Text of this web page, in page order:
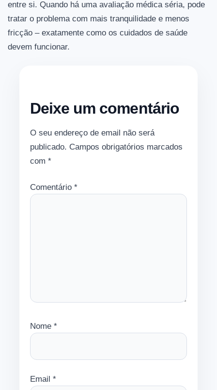
entre si. Quando há uma avaliação médica séria, pode
tratar o problema com mais tranquilidade e menos
fricção – exatamente como os cuidados de saúde
devem funcionar.
Deixe um comentário
O seu endereço de email não será
publicado. Campos obrigatórios marcados
com *
Comentário *
Nome *
Email *